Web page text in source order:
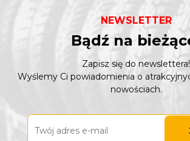
NEWSLETTER
Bądź na
Zapisz się do newslettera!
Wyślemy Ci powiadomienia o
nowościach.